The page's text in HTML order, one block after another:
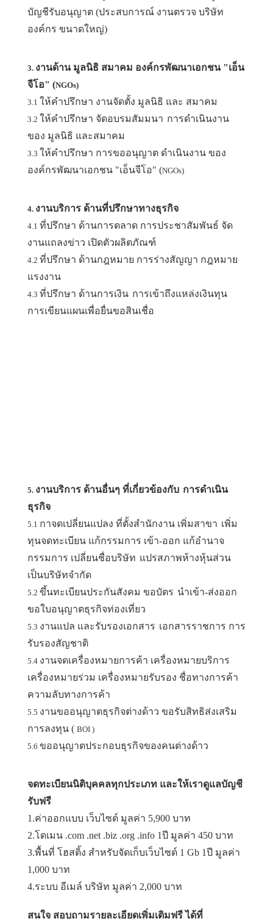
บัญชีรับอนุญาต (ประสบการณ์ งานตรวจ บริษัท
องค์กร ขนาดใหญ่)
3. งานด้าน มูลนิธิ สมาคม องค์กรพัฒนาเอกชน "เอ็น
จีโอ" (NGOs)
3.1 ให้คำปรึกษา งานจัดตั้ง มูลนิธิ และ สมาคม
3.2 ให้คำปรึกษา จัดอบรมสัมมนา การดำเนินงาน
ของ มูลนิธิ และสมาคม
3.3 ให้คำปรึกษา การขออนุญาต ดำเนินงาน ของ
องค์กรพัฒนาเอกชน "เอ็นจีโอ" (NGOs)
4. งานบริการ ด้านที่ปรึกษาทางธุรกิจ
4.1 ที่ปรึกษา ด้านการตลาด การประชาสัมพันธ์ จัด
งานแถลงข่าว เปิดตัวผลิตภัณฑ์
4.2 ที่ปรึกษา ด้านกฎหมาย การร่างสัญญา กฎหมาย
แรงงาน
4.3 ที่ปรึกษา ด้านการเงิน การเข้าถึงแหล่งเงินทุน
การเขียนแผนเพื่อยื่นขอสินเชื่อ
5. งานบริการ ด้านอื่นๆ ที่เกี่ยวข้องกับ การดำเนิน
ธุรกิจ
5.1 กาจดเปลี่ยนแปลง ที่ตั้งสำนักงาน เพิ่มสาขา เพิ่ม
ทุนจดทะเบียน แก้กรรมการ เข้า-ออก แก้อำนาจ
กรรมการ เปลี่ยนชื่อบริษัท แปรสภาพห้างหุ้นส่วน
เป็นบริษัทจำกัด
5.2 ขึ้นทะเบียนประกันสังคม ขอบัตร นำเข้า-ส่งออก
ขอใบอนุญาตธุรกิจท่องเที่ยว
5.3 งานแปล และรับรองเอกสาร เอกสารราชการ การ
รับรองสัญชาติ
5.4 งานจดเครื่องหมายการค้า เครื่องหมายบริการ
เครื่องหมายร่วม เครื่องหมายรับรอง ชื่อทางการค้า
ความลับทางการค้า
5.5 งานขออนุญาตธุรกิจต่างด้าว ขอรับสิทธิส่งเสริม
การลงทุน ( BOI )
5.6 ขออนุญาตประกอบธุรกิจของคนต่างด้าว
จดทะเบียนนิติบุคคลทุกประเภท และให้เราดูแลบัญชี
รับฟรี
1.ค่าออกแบบ เว็บไซต์ มูลค่า 5,900 บาท
2.โดเมน .com .net .biz .org .info 1ปี มูลค่า 450 บาท
3.พื้นที่ โฮสติ้ง สำหรับจัดเก็บเว็บไซต์ 1 Gb 1ปี มูลค่า
1,000 บาท
4.ระบบ อีเมล์ บริษัท มูลค่า 2,000 บาท
สนใจ สอบถามรายละเอียดเพิ่มเติมฟรี ได้ที่